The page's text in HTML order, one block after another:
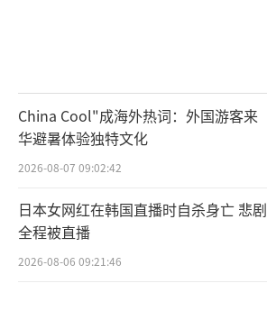
China Cool"成海外热词：外国游客来
华避暑体验独特文化
2026-08-07 09:02:42
日本女网红在韩国直播时自杀身亡 悲剧
全程被直播
2026-08-06 09:21:46